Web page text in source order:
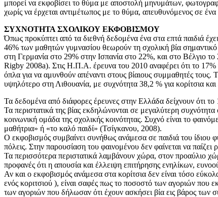
μπορεί να εκφοβίσει το θύμα με αποστολή μηνυμάτων,
χωρίς να έρχεται αντιμέτωπος με το θύμα, απευθυνόμενος σε
ΣΥΧΝΟΤΗΤΑ ΣΧΟΛΙΚΟΥ ΕΚΦΟΒΙΣΜΟΥ
Όπως προκύπτει από τα διεθνή δεδομένα ένα στα επτά παιδιά
46% των μαθητών γυμνασίου θεωρούν τη σχολική βία
στη Γερμανία στο 29% στην Ισπανία στο 22%, και στο Βέλγιο
Rigby 2008a). Στις Η.Π.Α. έρευνα του 2010 αναφέρει ότι το 17%
όπλα για να αμυνθούν απέναντι στους βίαιους συμμαθητές
υψηλότερο στη Λιθουανία, με συχνότητα 38,2 % για κορίτσια
Τα δεδομένα από διάφορες έρευνες στην Ελλάδα δείχνουν ότι
Τα περιστατικά της βίας εκδηλώνονται σε μεγαλύτερη
κοινωνική ομάδα της σχολικής κοινότητας. Συχνό είναι το
μαθήτρια» ή «το καλό παιδί» (Τσίγκανου, 2008).
Ο εκφοβισμός συμβαίνει συνήθως ανάμεσα σε παιδιά του ίδιου
πόλεις. Στην παρουσίαση του φαινομένου δεν φαίνεται να
Τα περισσότερα περιστατικά λαμβάνουν χώρα, στον προαύλιο
προφανές ότι η απουσία και έλλειψη επιτήρησης ενηλίκων,
Αν και ο εκφοβισμός ανάμεσα στα κορίτσια δεν είναι τόσο
ενός κοριτσιού ), είναι σαφές πως το ποσοστό των αγοριών
των αγοριών που δήλωσαν ότι έχουν ασκήσει βία εις βάρος των